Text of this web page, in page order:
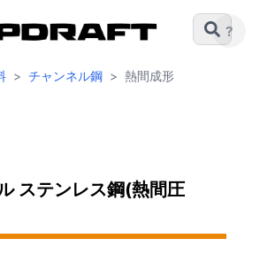
?
> チャンネル鋼 > 熱間成形
ステンレス鋼(熱間圧